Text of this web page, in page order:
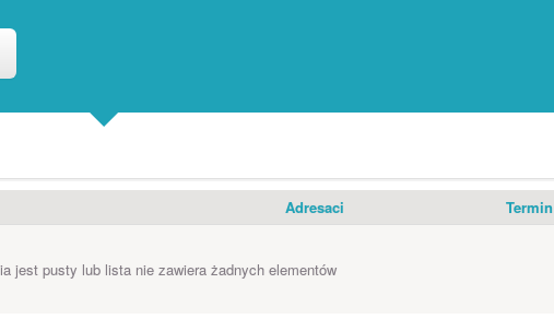
Adresaci Termin
jest pusty lub lista nie zawiera żadnych elementów